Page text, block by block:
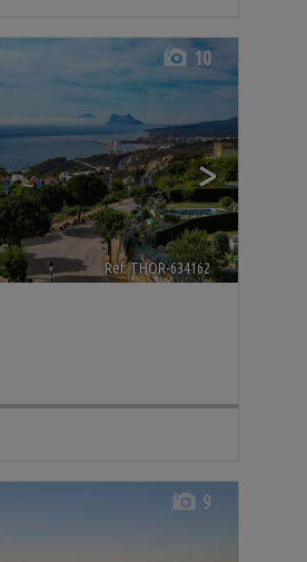
>
10
Ref. THOR-634162 🔗
9